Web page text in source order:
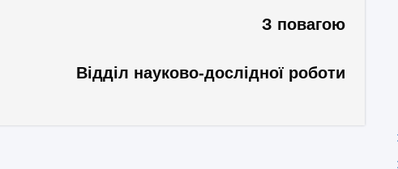
З повагою
Відділ науково-дослідної роботи